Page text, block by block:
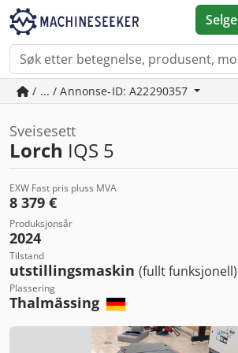
Selge
/ ... / Annonse-ID: A22290357
Sveisesett
Lorch IQS 5
EXW Fast pris pluss MVA
8 379 €
Produksjonsår
2024
Tilstand
utstillingsmaskin (fullt funksjonell)
Plassering
Thalmässing